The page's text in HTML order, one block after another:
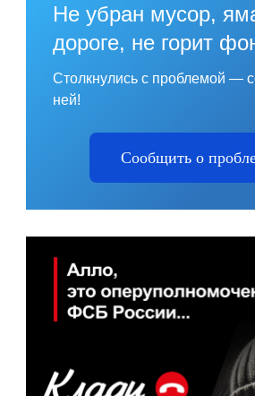
Не убран мусор,
дороге, не горит
Столкнулись с проблемой —
ней!
Сообщить о